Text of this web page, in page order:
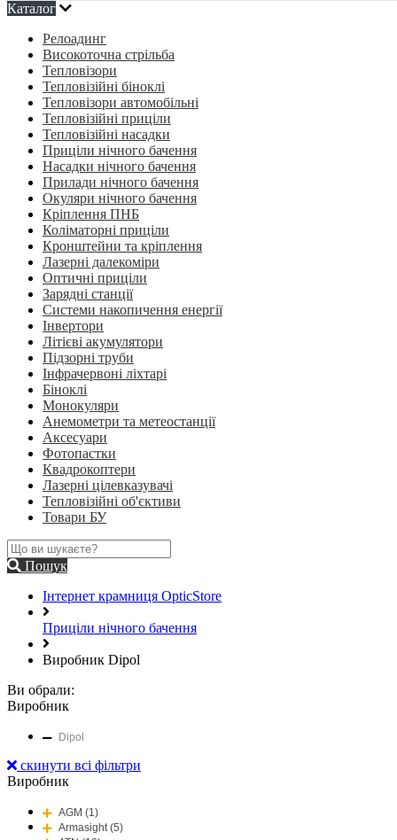
Каталог
Релоадинг
Високоточна стрільба
Тепловізори
Тепловізійні біноклі
Тепловізори автомобільні
Тепловізійні приціли
Тепловізійні насадки
Приціли нічного бачення
Насадки нічного бачення
Прилади нічного бачення
Окуляри нічного бачення
Кріплення ПНБ
Коліматорні приціли
Кронштейни та кріплення
Лазерні далекоміри
Оптичні приціли
Зарядні станції
Системи накопичення енергії
Інвертори
Літієві акумулятори
Підзорні труби
Інфрачервоні ліхтарі
Біноклі
Монокуляри
Анемометри та метеостанції
Аксесуари
Фотопастки
Квадрокоптери
Лазерні цілевказувачі
Тепловізійні об'єктиви
Товари БУ
Пошук
Інтернет крамниця OpticStore
Приціли нічного бачення
Виробник Dipol
Ви обрали:
Виробник
Dipol
скинути всі фільтри
Виробник
AGM (1)
Armasight (5)